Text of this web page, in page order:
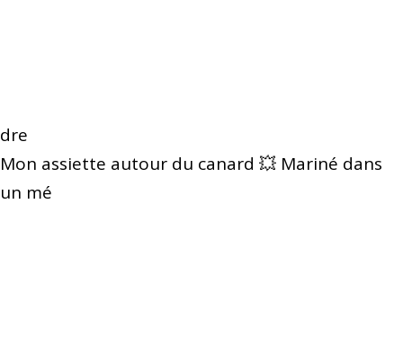
dre
Mon assiette autour du canard 💥 Mariné dans
un mé